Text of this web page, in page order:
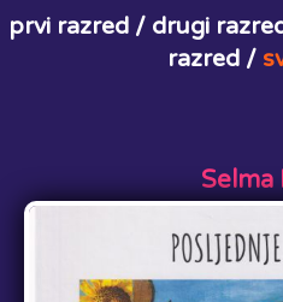
prvi razred / drugi
razred /
Selma